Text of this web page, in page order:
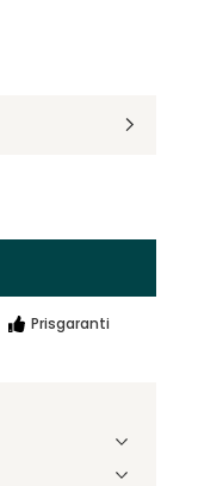
Prisgaranti